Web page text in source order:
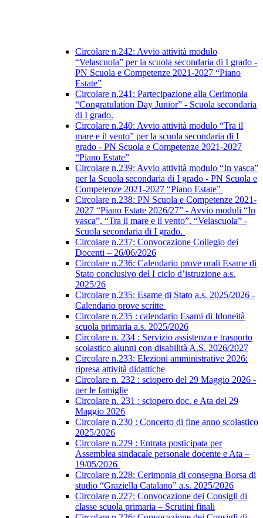
Circolare n.242: Avvio attività modulo
“Velascuola” per la scuola secondaria di I grado -
PN Scuola e Competenze 2021-2027 “Piano
Estate”
Circolare n.241: Partecipazione alla Cerimonia
“Congratulation Day Junior” - Scuola secondaria
di I grado.
Circolare n.240: Avvio attività modulo “Tra il
mare e il vento” per la scuola secondaria di I
grado - PN Scuola e Competenze 2021-2027
“Piano Estate”
Circolare n.239: Avvio attività modulo “In vasca”
per la Scuola secondaria di I grado - PN Scuola e
Competenze 2021-2027 “Piano Estate”
Circolare n.238: PN Scuola e Competenze 2021-
2027 “Piano Estate 2026/27” - Avvio moduli “In
vasca”, “Tra il mare e il vento”, “Velascuola” -
Scuola secondaria di I grado.
Circolare n.237: Convocazione Collegio dei
Docenti – 26/06/2026
Circolare n.236: Calendario prove orali Esame di
Stato conclusivo del I ciclo d’istruzione a.s.
2025/26
Circolare n.235: Esame di Stato a.s. 2025/2026 -
Calendario prove scritte
Circolare n.235 : calendario Esami di Idoneità
scuola primaria a.s. 2025/2026
Circolare n. 234 : Servizio assistenza e trasporto
scolastico alunni con disabilità A.S. 2026/2027
Circolare n.233: Elezioni amministrative 2026:
ripresa attività didattiche
Circolare n. 232 : sciopero del 29 Maggio 2026 -
per le famiglie
Circolare n. 231 : sciopero doc. e Ata del 29
Maggio 2026
Circolare n.230 : Concerto di fine anno scolastico
2025/2026
Circolare n.229 : Entrata posticipata per
Assemblea sindacale personale docente e Ata –
19/05/2026
Circolare n.228: Cerimonia di consegna Borsa di
studio “Graziella Catalano” a.s. 2025/2026
Circolare n.227: Convocazione dei Consigli di
classe scuola primaria – Scrutini finali